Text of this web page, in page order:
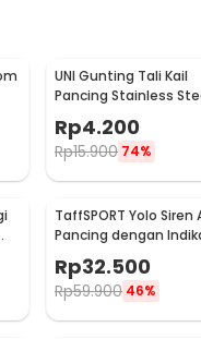
UNI Gunting Tali Kail
Pancing Stainless
Rp4.200
Rp15.900 74%
TaffSPORT Yolo Siren
Pancing dengan
LED - R3
Rp32.500
Rp59.900 46%